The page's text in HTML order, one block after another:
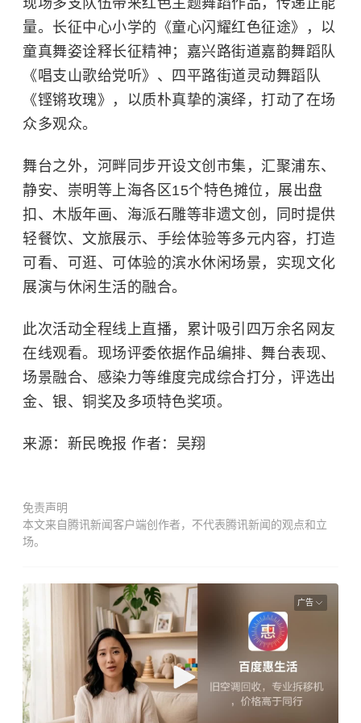
量。长征中心小学的《童心闪耀红色征途》，以
童真舞姿诠释长征精神；嘉兴路街道嘉韵舞蹈队
《唱支山歌给党听》、四平路街道灵动舞蹈队
《铿锵玫瑰》，以质朴真挚的演绎，打动了在场
众多观众。
舞台之外，河畔同步开设文创市集，汇聚浦东、
静安、崇明等上海各区15个特色摊位，展出盘
扣、木版年画、海派石雕等非遗文创，同时提供
轻餐饮、文旅展示、手绘体验等多元内容，打造
可看、可逛、可体验的滨水休闲场景，实现文化
展演与休闲生活的融合。
此次活动全程线上直播，累计吸引四万余名网友
在线观看。现场评委依据作品编排、舞台表现、
场景融合、感染力等维度完成综合打分，评选出
金、银、铜奖及多项特色奖项。
来源：新民晚报 作者：吴翔
免责声明
本文来自腾讯新闻客户端创作者，不代表腾讯新闻的观点和立
场。
广告